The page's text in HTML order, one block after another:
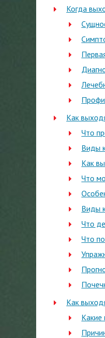
Когда
Как
Что
Виды
Как
Что
Виды
Что
Что
Как
Какие